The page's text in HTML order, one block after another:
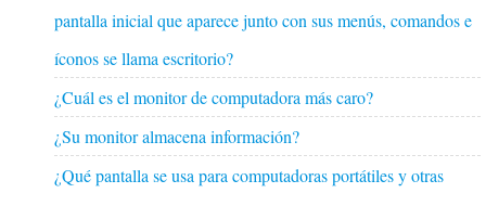
pantalla inicial que aparece junto con sus menús, comandos e
íconos se llama escritorio?
¿Cuál es el monitor de computadora más caro?
¿Su monitor almacena información?
¿Qué pantalla se usa para computadoras portátiles y otras